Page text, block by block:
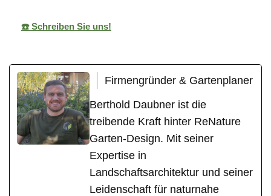
☎️ Schreiben Sie uns!
Firmengründer & Gartenplaner
Berthold Daubner ist die
treibende Kraft hinter ReNature
Garten-Design. Mit seiner
Expertise in
Landschaftsarchitektur und seiner
Leidenschaft für naturnahe